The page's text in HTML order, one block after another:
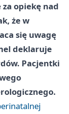
za opiekę nad
że w
się uwagę
deklaruje
Pacjentki